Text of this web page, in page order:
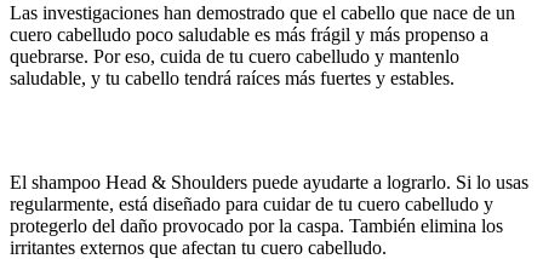
Las investigaciones han demostrado que el cabello que nace de un
cuero cabelludo poco saludable es más frágil y más propenso a
quebrarse. Por eso, cuida de tu cuero cabelludo y mantenlo
saludable, y tu cabello tendrá raíces más fuertes y estables.
El shampoo Head & Shoulders puede ayudarte a lograrlo. Si lo usas
regularmente, está diseñado para cuidar de tu cuero cabelludo y
protegerlo del daño provocado por la caspa. También elimina los
irritantes externos que afectan tu cuero cabelludo.